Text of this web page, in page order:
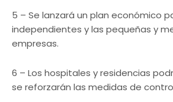
5 – Se lanzará un plan económico
independientes y las pequeñas y
empresas.
6 – Los hospitales y residencias
se reforzarán las medidas de